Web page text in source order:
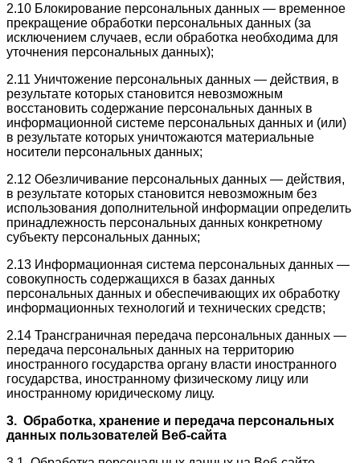
2.10 Блокирование персональных данных — временное
прекращение обработки персональных данных (за
исключением случаев, если обработка необходима для
уточнения персональных данных);
2.11 Уничтожение персональных данных — действия, в
результате которых становится невозможным
восстановить содержание персональных данных в
информационной системе персональных данных и (или)
в результате которых уничтожаются материальные
носители персональных данных;
2.12 Обезличивание персональных данных — действия,
в результате которых становится невозможным без
использования дополнительной информации определить
принадлежность персональных данных конкретному
субъекту персональных данных;
2.13 Информационная система персональных данных —
совокупность содержащихся в базах данных
персональных данных и обеспечивающих их обработку
информационных технологий и технических средств;
2.14 Трансграничная передача персональных данных —
передача персональных данных на территорию
иностранного государства органу власти иностранного
государства, иностранному физическому лицу или
иностранному юридическому лицу.
3. Обработка, хранение и передача персональных
данных пользователей Веб-сайта